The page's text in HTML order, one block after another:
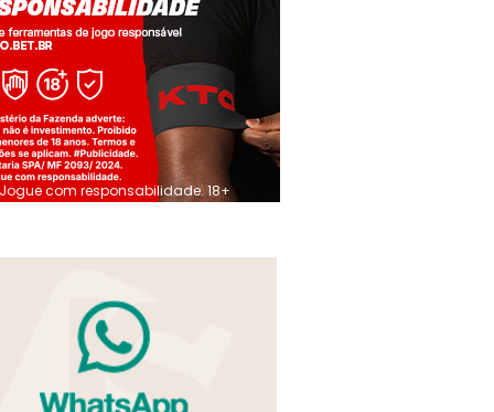
Jogue com responsabilidade. 18+